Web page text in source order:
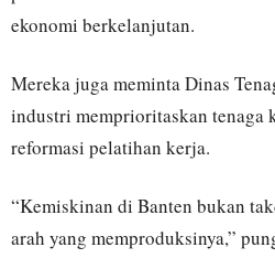
ekonomi berkelanjutan.
Mereka juga meminta Dinas
industri memprioritaskan tenaga
reformasi pelatihan kerja.
“Kemiskinan di Banten bukan
arah yang memproduksinya,”